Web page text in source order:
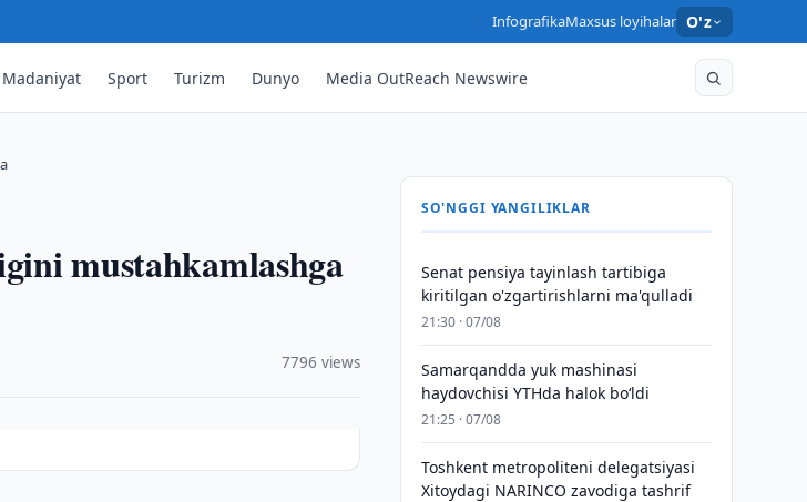
InfografikaMaxsus loyihalar O'z
Madaniyat Sport Turizm Dunyo Media OutReach Newswire
mustahkamlashga
7796 views
SO'NGGI YANGILIKLAR
Senat pensiya tayinlash tartibiga
kiritilgan o'zgartirishlarni ma'qulladi
21:30 · 07/08
Samarqandda yuk mashinasi
haydovchisi YTHda halok bo‘ldi
21:25 · 07/08
Toshkent metropoliteni delegatsiyasi
Xitoydagi NARINCO zavodiga tashrif